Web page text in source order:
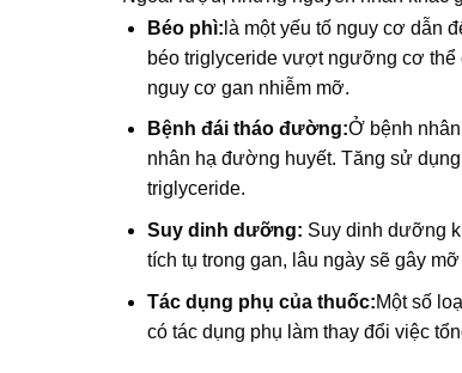
Béo phì: là một yếu tố nguy cơ dẫn
béo triglyceride vượt ngưỡng cơ thể
nguy cơ gan nhiễm mỡ.
Bệnh đái tháo đường:Ở bệnh
nhân hạ đường huyết. Tăng sử
triglyceride.
Suy dinh dưỡng: Suy dinh dưỡng
tích tụ trong gan, lâu ngày sẽ gây
Tác dụng phụ của thuốc:Một số
có tác dụng phụ làm thay đổi việc